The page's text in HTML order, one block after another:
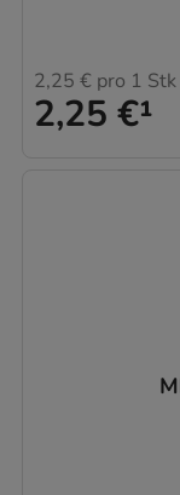
2,25 €¹
2,25 € pro 1 Stk